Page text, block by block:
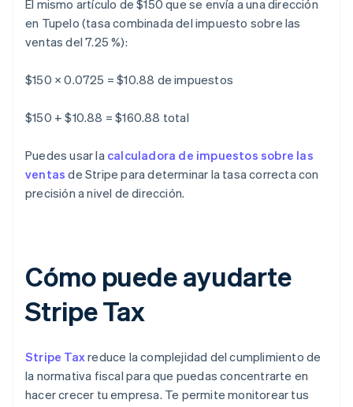
El mismo artículo de $150 que se envía a una dirección
en Tupelo (tasa combinada del impuesto sobre las
ventas del 7.25 %):
$150 × 0.0725 = $10.88 de impuestos
$150 + $10.88 = $160.88 total
Puedes usar la calculadora de impuestos sobre las
ventas de Stripe para determinar la tasa correcta con
precisión a nivel de dirección.
Cómo puede ayudarte
Stripe Tax
Stripe Taxreduce la complejidad del cumplimiento de
la normativa fiscal para que puedas concentrarte en
hacer crecer tu empresa. Te permite monitorear tus